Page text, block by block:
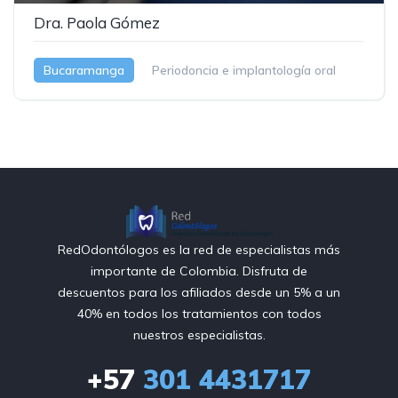
Dra. Paola Gómez
Bucaramanga Periodoncia e implantología oral
RedOdontólogos es la red de especialistas más
importante de Colombia. Disfruta de
descuentos para los afiliados desde un 5% a un
40% en todos los tratamientos con todos
nuestros especialistas.
+57 301 4431717